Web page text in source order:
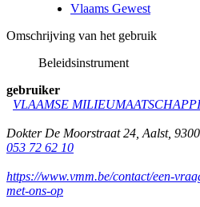
Vlaams Gewest
Omschrijving van het gebruik
Beleidsinstrument
gebruiker
VLAAMSE
Dokter De Moorstraat 24 Aalst, 9300
053 72 62 10
https://www.vmm.be/contact/een-
met-ons-op